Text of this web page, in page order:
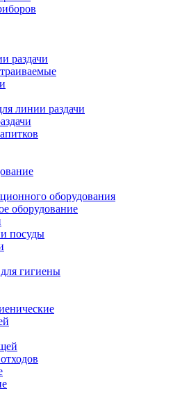
раздачи
линии раздачи
оборудования
оборудование
посуды
гигиены